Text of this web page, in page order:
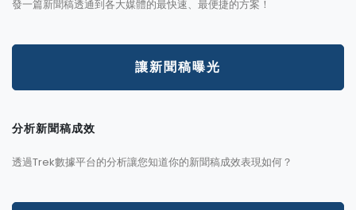
發一篇新聞稿透通到各大媒體的最快速、最便捷的方案！
讓新聞稿曝光
分析新聞稿成效
透過Trek數據平台的分析讓您知道你的新聞稿成效表現如何？